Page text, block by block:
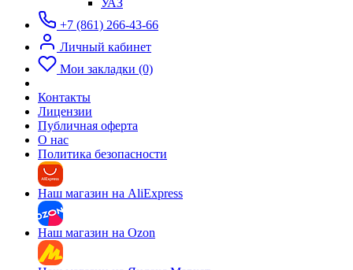
УАЗ
+7 (861) 266-43-66
Личный кабинет
Мои закладки (0)
Контакты
Лицензии
Публичная оферта
О нас
Политика безопасности
Наш магазин на AliExpress
Наш магазин на Ozon